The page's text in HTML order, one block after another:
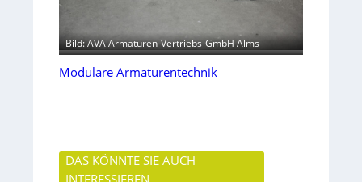
Bild: AVA Armaturen-Vertriebs-GmbH Alms
Modulare Armaturentechnik
DAS KÖNNTE SIE AUCH